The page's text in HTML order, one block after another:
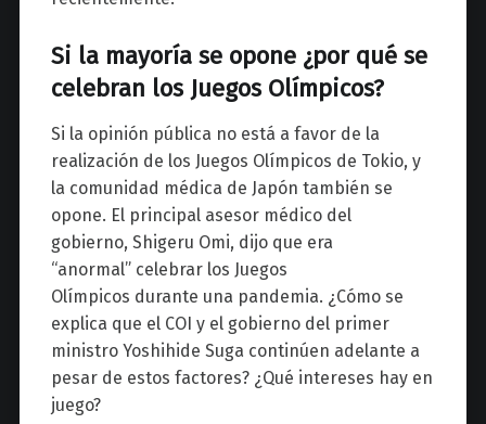
Si la mayoría se opone ¿por qué se
celebran los Juegos Olímpicos?
Si la opinión pública no está a favor de la
realización de los Juegos Olímpicos de Tokio, y
la comunidad médica de Japón también se
opone. El principal asesor médico del
gobierno, Shigeru Omi, dijo que era
“anormal” celebrar los Juegos
Olímpicos durante una pandemia. ¿Cómo se
explica que el COI y el gobierno del primer
ministro Yoshihide Suga continúen adelante a
pesar de estos factores? ¿Qué intereses hay en
juego?